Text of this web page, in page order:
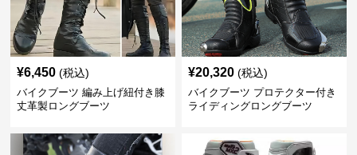
¥6,450 (税込)
バイクブーツ 編み上げ紐付き膝
丈革製ロングブーツ
¥20,320 (税込)
バイクブーツ プロテクター付き
ライディングロングブーツ